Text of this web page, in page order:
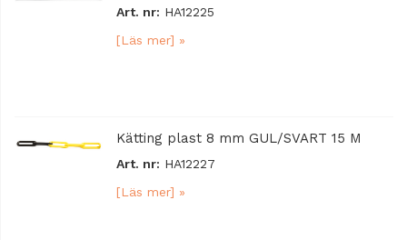
Art. nr: HA12225
[Läs mer] »
Kätting plast 8 mm GUL/SVART 15 M
Art. nr: HA12227
[Läs mer] »